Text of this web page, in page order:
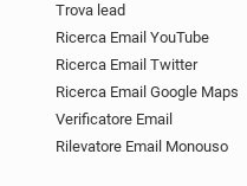
Trova lead
Ricerca Email YouTube
Ricerca Email Twitter
Ricerca Email Google Maps
Verificatore Email
Rilevatore Email Monouso